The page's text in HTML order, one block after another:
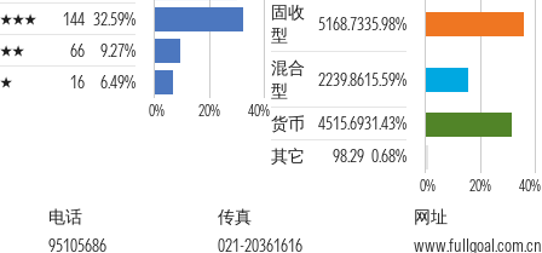
144 32.59%
66
9.27%
16
6.49%
0% 20% 40%
固收
型
5168.7335.98%
混合
型
2239.8615.59%
货币
4515.6931.43%
其它
98.29 0.68%
0% 20% 40%
电话
95105686
传真
021-20361616
网址
www.fullgoal.com.cn